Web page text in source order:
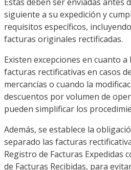
siguiente a su expedición y
requisitos específicos,
facturas originales rectificadas.
Existen excepciones en cuanto
facturas rectificativas en casos
mercancías o cuando la
descuentos por volumen de
pueden simplificar los
Además, se establece la
separado las facturas
Registro de Facturas Expedidas
de Facturas Recibidas, para